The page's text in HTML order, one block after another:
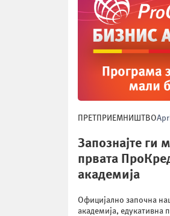
ПРЕТПРИЕМНИШТВО
Запознајте ги
првата
академија
Официјално започна
академија, едукативна